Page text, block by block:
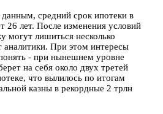
данным, средний срок ипотеки в
26 лет. После изменения условий
могут лишиться несколько
аналитики. При этом интересы
- при нынешнем уровне
на себя около двух третей
что вылилось по итогам
казны в рекордные 2 трлн